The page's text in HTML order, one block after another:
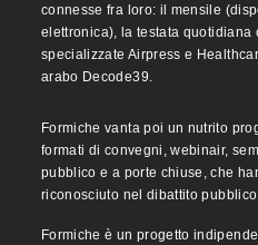
connesse fra loro: il mensile
elettronica), la testata quotidiana
specializzate Airpress e
arabo Decode39.
Formiche vanta poi un nutrito
formati di convegni, webinair,
pubblico e a porte chiuse, che
riconosciuto nel dibattito
Formiche è un progetto